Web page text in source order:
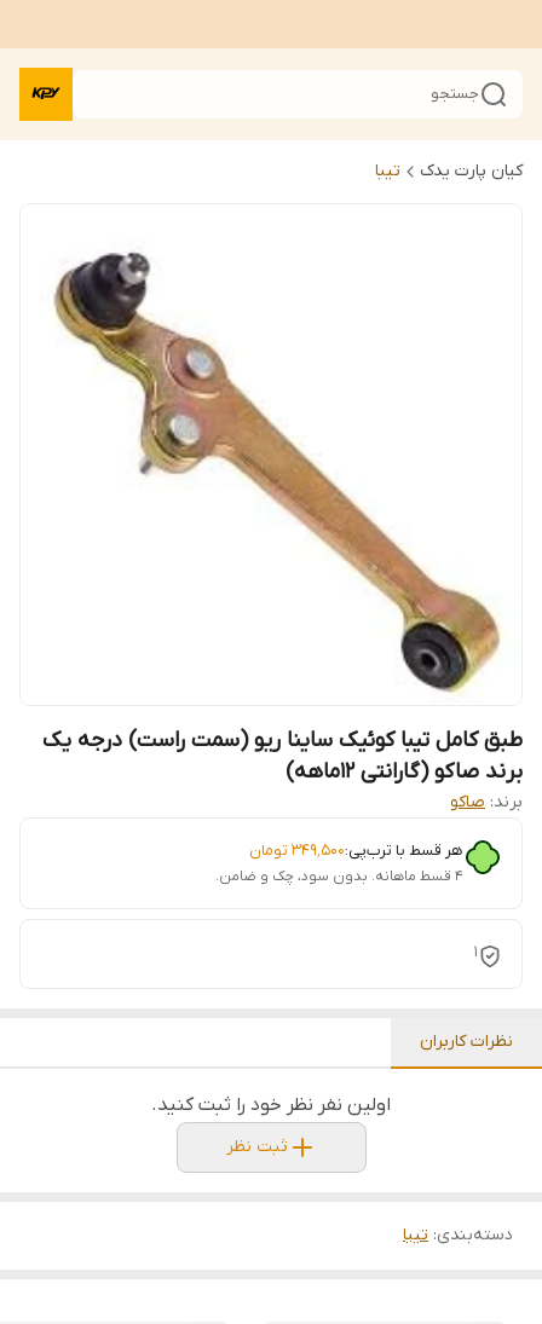
جستجو
کیان پارت یدک تیبا
طبق کامل تیبا کوئیک ساینا ریو (سمت راست) درجه یک
برند صاکو (گارانتی 12ماهه)
برند: صاکو
هر قسط با ترب‌پی:۳۴۹٬۵۰۰ تومان
۴ قسط ماهانه. بدون سود، چک و ضامن.
1
نظرات کاربران
اولین نفر نظر خود را ثبت کنید.
ثبت نظر
دسته‌بندی: تیبا